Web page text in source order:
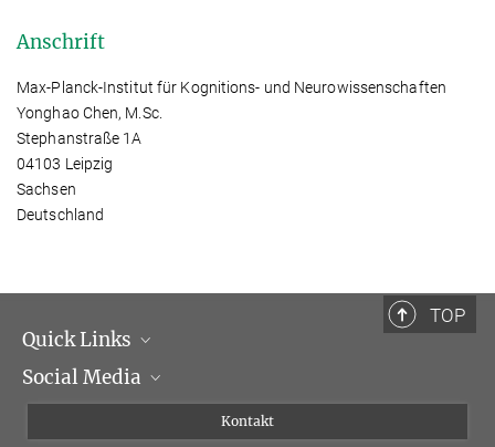
Anschrift
Max-Planck-Institut für Kognitions- und Neurowissenschaften
Yonghao Chen, M.Sc.
Stephanstraße 1A
04103 Leipzig
Sachsen
Deutschland
TOP
Quick Links
Institutsleitung
Social Media
Kontakt